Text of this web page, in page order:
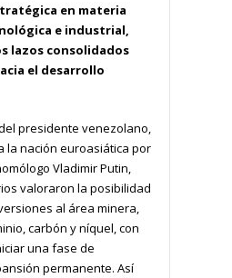
en materia
e industrial,
lazos consolidados
el desarrollo
presidente venezolano,
la nación euroasiática por
Vladimir Putin,
valoraron la posibilidad
al área minera,
carbón y níquel, con
una fase de
permanente. Así